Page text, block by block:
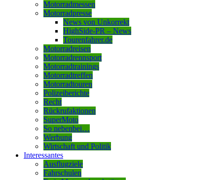
Motorradmessen
Motorradpresse
News von Unkorrekt
HighSide-PR – News
Tourenfahrer.de
Motorradreisen
Motorradrennsport
Motorradtrainings
Motorradtreffen
Motorradtouren
Polizeiberichte
Recht
Rückrufaktionen
SuperMoto
So nebenbei…
Werbung
Wirtschaft und Politik
Interessantes
Ausflugziele
Fahrschulen